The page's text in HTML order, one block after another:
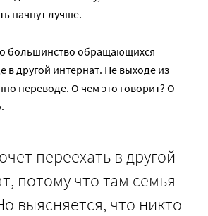
начнут лучше.
большинство обращающихся
в другой интернат. Не выходе из
переводе. О чем это говорит? О
переехать в другой
потому что там семья
выясняется, что никто